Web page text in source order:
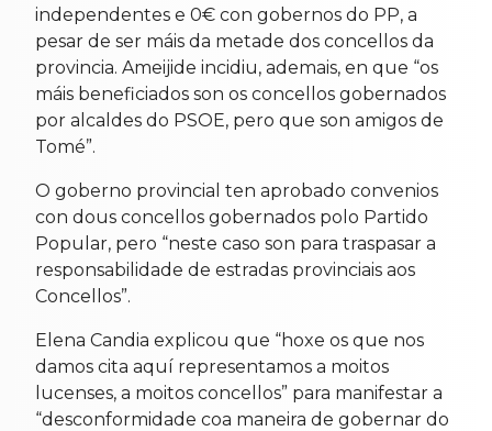
independentes e 0€ con gobernos do PP, a
pesar de ser máis da metade dos concellos da
provincia. Ameijide incidiu, ademais, en que “os
máis beneficiados son os concellos gobernados
por alcaldes do PSOE, pero que son amigos de
Tomé”.
O goberno provincial ten aprobado convenios
con dous concellos gobernados polo Partido
Popular, pero “neste caso son para traspasar a
responsabilidade de estradas provinciais aos
Concellos”.
Elena Candia explicou que “hoxe os que nos
damos cita aquí representamos a moitos
lucenses, a moitos concellos” para manifestar a
“desconformidade coa maneira de gobernar do